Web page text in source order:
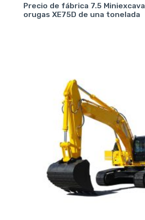
Precio de fábrica 7.5
orugas XE75D de una tonelada